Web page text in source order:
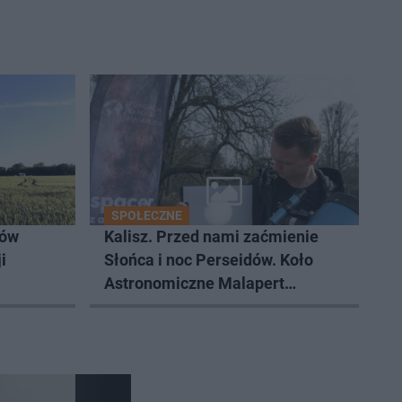
SPOŁECZNE
Kalisz. Przed nami zaćmienie
Słońca i noc Perseidów. Koło
Astronomiczne Malapert